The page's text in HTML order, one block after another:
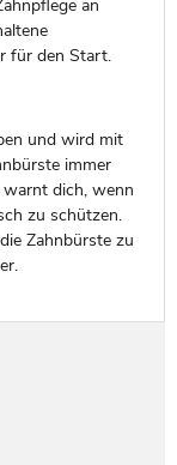
an
für den Start.
und wird mit
immer
dich, wenn
zu schützen.
Zahnbürste zu